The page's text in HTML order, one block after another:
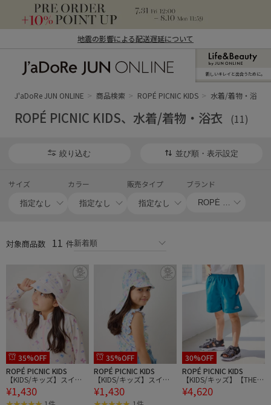
地震の影響による配送遅延について
ン オンライン）
新しいキレイと出合うために。
J'aDoRe JUN ONLINE 商品検索 ROPÉ PICNIC KIDS 水着/着物・浴衣
ROPÉ PICNIC KIDS、水着/着物・浴衣 (11)
絞り込む 並び順・表示設定
サイズ カラー 販売タイプ ブランド
対象商品数 11 件
35%OFF
ROPÉ PICNIC KIDS
【KIDS/キッズ】スイム
キャップ/UVカット
¥1,430
35%OFF
ROPÉ PICNIC KIDS
【KIDS/キッズ】スイム
キャップ/UVカット
¥1,430
30%OFF
ROPÉ PICNIC KIDS
【KIDS/キッズ】【THE N
ORTH FACE/ザ・ノー
ス・フェイス】WATER S
¥4,620